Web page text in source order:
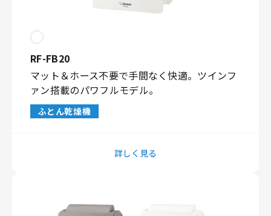
RF-FB20
マット＆ホース不要で手間なく快適。ツインフ
ァン搭載のパワフルモデル。
ふとん乾燥機
詳しく見る